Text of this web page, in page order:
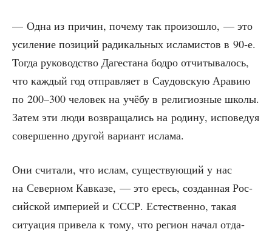
— Одна из при­чин, поче­му так про­изо­шло, — это
уси­ле­ние пози­ций ради­каль­ных исла­ми­стов в 90‑е.
Тогда руко­вод­ство Даге­ста­на бод­ро отчи­ты­ва­лось,
что каж­дый год отправ­ля­ет в Сау­дов­скую Ара­вию
по 200–300 чело­век на учё­бу в рели­ги­оз­ные шко­лы.
Затем эти люди воз­вра­ща­лись на роди­ну, испо­ве­дуя
совер­шен­но дру­гой вари­ант ислама.
Они счи­та­ли, что ислам, суще­ству­ю­щий у нас
на Север­ном Кав­ка­зе, — это ересь, создан­ная Рос­
сий­ской импе­ри­ей и СССР. Есте­ствен­но, такая
ситу­а­ция при­ве­ла к тому, что реги­он начал отда­